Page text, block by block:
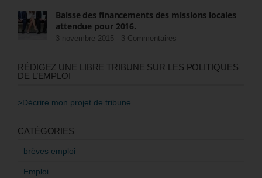
Baisse des financements des missions locales
attendue pour 2016.
3 novembre 2015 - 3 Commentaires
RÉDIGEZ UNE LIBRE TRIBUNE SUR LES POLITIQUES
DE L’EMPLOI
>Décrire mon projet de tribune
CATÉGORIES
brèves emploi
Emploi